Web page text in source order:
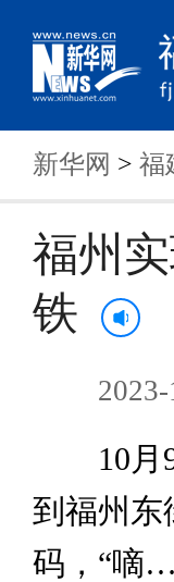
新华网 > 福
福州
铁
10月9
到福州东
码，“嘀